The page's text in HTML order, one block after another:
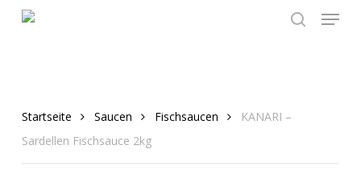
Menu
Startseite Saucen Fischsaucen
KANARI –
Sardellen Fischsauce 2kg